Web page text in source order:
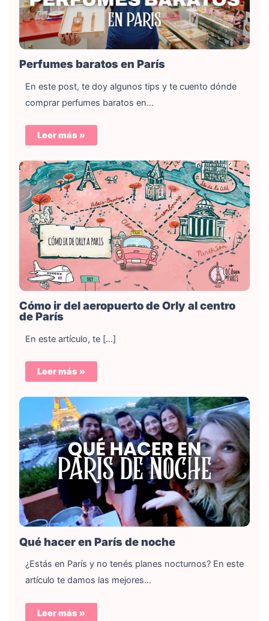
Perfumes baratos en París
En este post, te doy algunos tips y te cuento dónde
comprar perfumes baratos en…
Leer más »
Cómo ir del aeropuerto de Orly al centro
de París
En este artículo, te […]
Leer más »
Qué hacer en París de noche
¿Estás en París y no tenés planes nocturnos? En este
artículo te damos las mejores…
Leer más »